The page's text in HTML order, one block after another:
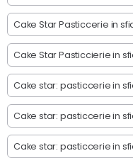
Cake Star Pasticcerie in
Cake Star Pasticcierie in
Cake star: pasticcerie in
Cake star: pasticcerie in
Cake star: pasticcerie in